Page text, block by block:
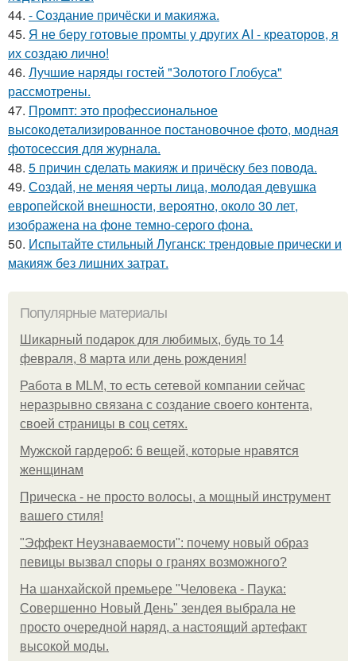
44. - Создание причёски и макияжа.
45. Я не беру готовые промты у других AI - креаторов, я
их создаю лично!
46. Лучшие наряды гостей "Золотого Глобуса"
рассмотрены.
47. Промпт: это профессиональное
высокодетализированное постановочное фото, модная
фотосессия для журнала.
48. 5 причин сделать макияж и причёску без повода.
49. Создай, не меняя черты лица, молодая девушка
европейской внешности, вероятно, около 30 лет,
изображена на фоне темно-серого фона.
50. Испытайте стильный Луганск: трендовые прически и
макияж без лишних затрат.
Популярные материалы
Шикарный подарок для любимых, будь то 14
февраля, 8 марта или день рождения!
Работа в MLM, то есть сетевой компании сейчас
неразрывно связана с создание своего контента,
своей страницы в соц сетях.
Мужской гардероб: 6 вещей, которые нравятся
женщинам
Прическа - не просто волосы, а мощный инструмент
вашего стиля!
"Эффект Неузнаваемости": почему новый образ
певицы вызвал споры о гранях возможного?
На шанхайской премьере "Человека - Паука:
Совершенно Новый День" зендея выбрала не
просто очередной наряд, а настоящий артефакт
высокой моды.